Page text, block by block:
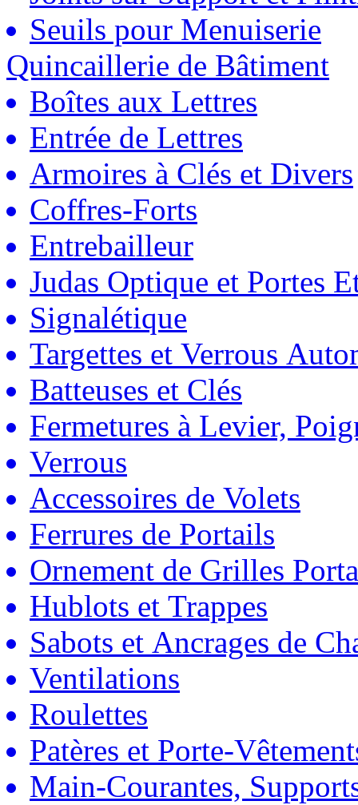
Seuils pour Menuiserie
Quincaillerie de Bâtiment
Boîtes aux Lettres
Entrée de Lettres
Armoires à Clés et Divers
Coffres-Forts
Entrebailleur
Judas Optique et Portes
Signalétique
Targettes et Verrous
Batteuses et Clés
Fermetures à Levier,
Verrous
Accessoires de Volets
Ferrures de Portails
Ornement de Grilles
Hublots et Trappes
Sabots et Ancrages de
Ventilations
Roulettes
Patères et Porte-
Main-Courantes,